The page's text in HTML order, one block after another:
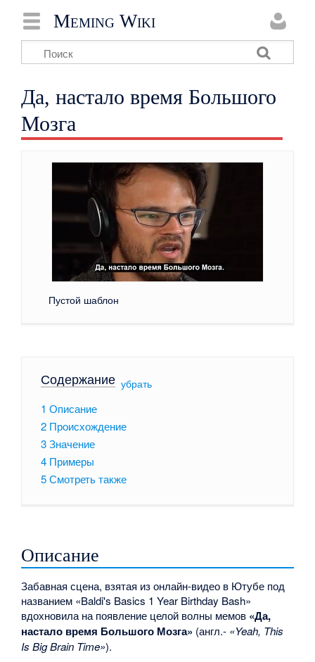
Meming Wiki
Да, настало время Большого
Мозга
Пустой шаблон
Содержание[ убрать]
1 Описание
2 Происхождение
3Значение
4 Примеры
5Смотреть также
Описание
Забавная сцена, взятая из онлайн-видео в Ютубе под
названием «Baldi's Basics 1 Year Birthday Bash»
вдохновила на появление целой волны мемов «Да,
настало время Большого Мозга» (англ.- «Yeah, This
Is Big Brain Time»).